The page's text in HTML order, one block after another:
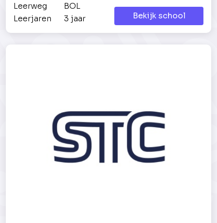
Leerweg
BOL
Leerjaren
3 jaar Bekijk school